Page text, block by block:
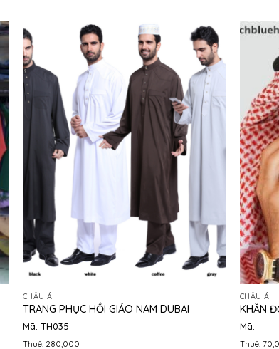
CHÂU Á
TRANG PHỤC HỒI GIÁO NAM DUBAI
Mã: TH035
Thuê: 280,000
CHÂU Á
KHĂN
Mã:
Thuê: